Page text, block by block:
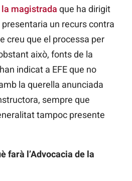
magistrada que ha dirigit
un recurs contra
creu que el processa per
això, fonts de la
indicat a EFE que no
la querella anunciada
sempre que
tampoc presente
farà l’Advocacia de la